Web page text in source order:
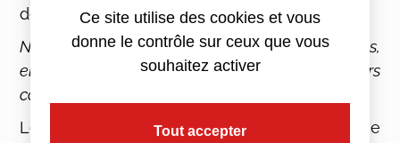
de restriction.
Note : en attendant les mesures réglementaires,
elles pourront demander le report de leurs
cotisations de la période concernée.
Les TPE-PME ne faisant pas l’objet d’une
Ce site utilise des cookies et vous
donne le contrôle sur ceux que vous
souhaitez activer
Tout accepter